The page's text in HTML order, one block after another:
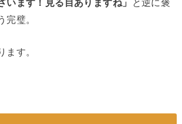
います！見る目ありますね」
と逆に褒
完璧。
ます。